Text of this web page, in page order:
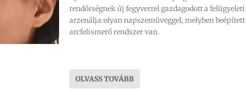
rendőrségnek új fegyverrel gazdagodott a felügyeleti
arzenálja:olyan napszemüveggel, melyben beépített
arcfelismerő rendszer van.
OLVASS TOVÁBB